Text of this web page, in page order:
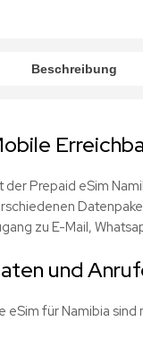
Beschreibung
der Prepaid eSim
zu E-Mail,
und
eSim für Namibia